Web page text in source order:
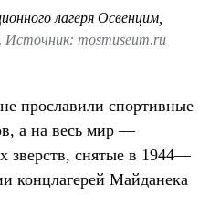
лагеря Освенцим,
Источник: mosmuseum.ru
прославили спортивные
а на весь мир —
зверств, снятые в 1944—
концлагерей Майданека